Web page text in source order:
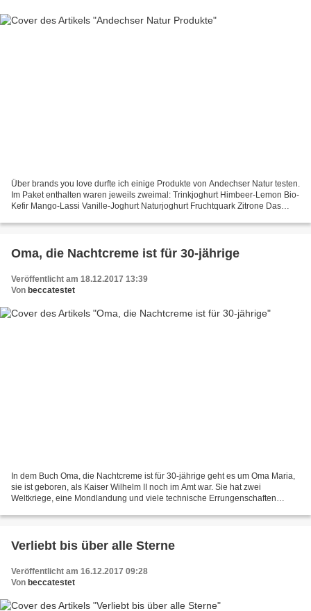
Über brands you love durfte ich einige Produkte von Andechser Natur testen.
Im Paket enthalten waren jeweils zweimal: Trinkjoghurt Himbeer-Lemon Bio-
Kefir Mango-Lassi Vanille-Joghurt Naturjoghurt Fruchtquark Zitrone Das
Oma, die Nachtcreme ist für 30-jährige
Veröffentlicht am 18.12.2017 13:39
Von beccatestet
In dem Buch Oma, die Nachtcreme ist für 30-jährige geht es um Oma Maria,
sie ist geboren, als Kaiser Wilhelm II noch im Amt war. Sie hat zwei
Weltkriege, eine Mondlandung und viele technische Errungenschaften
Verliebt bis über alle Sterne
Veröffentlicht am 16.12.2017 09:28
Von beccatestet